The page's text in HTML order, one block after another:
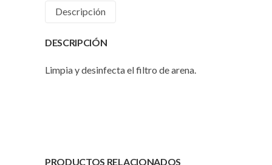
Descripción
DESCRIPCIÓN
Limpia y desinfecta el filtro de arena.
PRODUCTOS RELACIONADOS